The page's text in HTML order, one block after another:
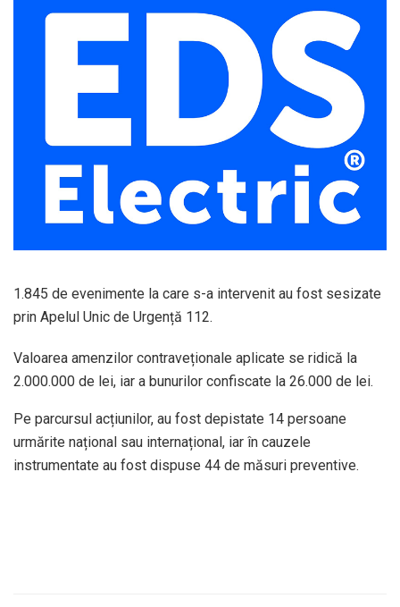
1.845 de evenimente la care s-a intervenit au fost sesizate
prin Apelul Unic de Urgență 112.
Valoarea amenzilor contraveționale aplicate se ridică la
2.000.000 de lei, iar a bunurilor confiscate la 26.000 de lei.
Pe parcursul acțiunilor, au fost depistate 14 persoane
urmărite național sau internațional, iar în cauzele
instrumentate au fost dispuse 44 de măsuri preventive.